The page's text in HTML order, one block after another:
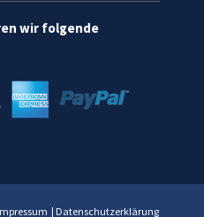
wir folgende
| Datenschutzerklärung